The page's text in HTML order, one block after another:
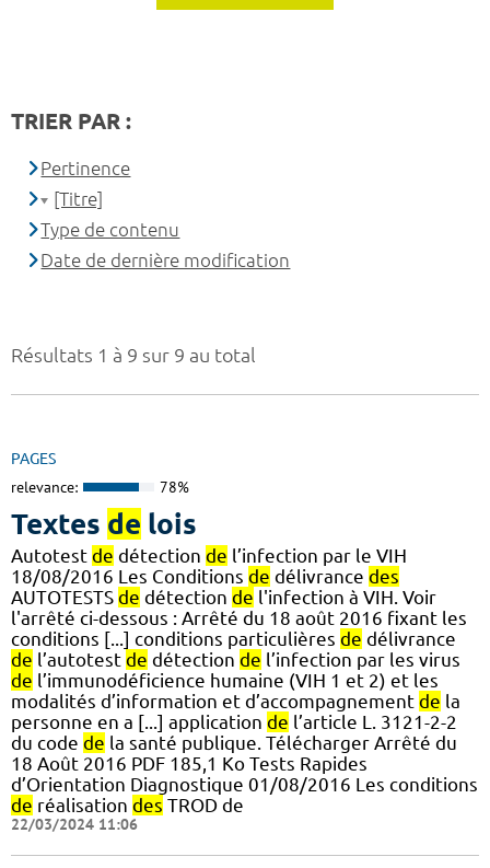
Résultats 1 à 9 sur 9 au total
PAGES
relevance: 78%
Textes de lois
Autotest de détection de l’infection par le VIH
18/08/2016 Les Conditions de délivrance des
AUTOTESTS de détection de l'infection à VIH. Voir
l'arrêté ci-dessous : Arrêté du 18 août 2016 fixant les
conditions [...] conditions particulières de délivrance
de l’autotest de détection de l’infection par les virus
de l’immunodéficience humaine (VIH 1 et 2) et les
modalités d’information et d’accompagnement de la
personne en a [...] application de l’article L. 3121-2-2
du code de la santé publique. Télécharger Arrêté du
18 Août 2016 PDF 185,1 Ko Tests Rapides
d’Orientation Diagnostique 01/08/2016 Les conditions
de réalisation des TROD de
22/03/2024 11:06
TRIER PAR :
Pertinence
[Titre]
Type de contenu
Date de dernière modification